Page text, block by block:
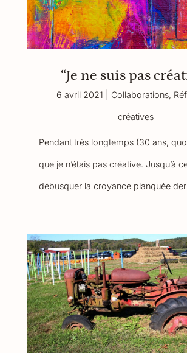
“Je ne suis pas
6 avril 2021 Collaborations,
créatives
Pendant très longtemps (30 ans,
que je n’étais pas créative. Jusqu’à
débusquer la croyance planquée